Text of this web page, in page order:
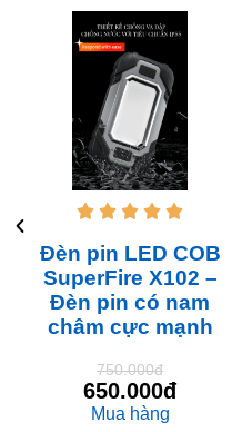
    
Đèn pin LED COB
SuperFire X102 –
Đèn pin có nam
châm cực mạnh
750.000đ
650.000đ
Mua hàng